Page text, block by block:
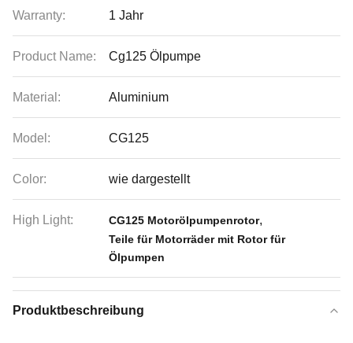
Warranty: 1 Jahr
Product Name: Cg125 Ölpumpe
Material: Aluminium
Model: CG125
Color: wie dargestellt
High Light: CG125 Motorölpumpenrotor,
Teile für Motorräder mit Rotor für
Ölpumpen
Produktbeschreibung